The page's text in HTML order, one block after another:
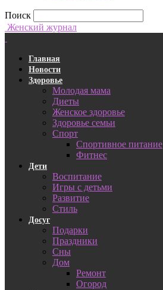
Поиск
Женский журнал
Главная
Новости
Здоровье
Молодая мама
Диеты
Женское здоровье
Здоровье семьи
Спорт
Спортивное питание
Фитнес
Дети
Воспитание
Игры с детьми
Развитие
Стиль
Досуг
Подарки
Праздники
Сны
Дом
Ремонт
Огород